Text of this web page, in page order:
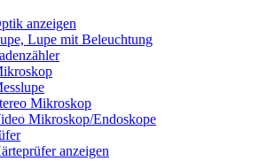
anzeigen
Lupe mit Beleuchtung
Mikroskop
Mikroskop/Endoskope
anzeigen